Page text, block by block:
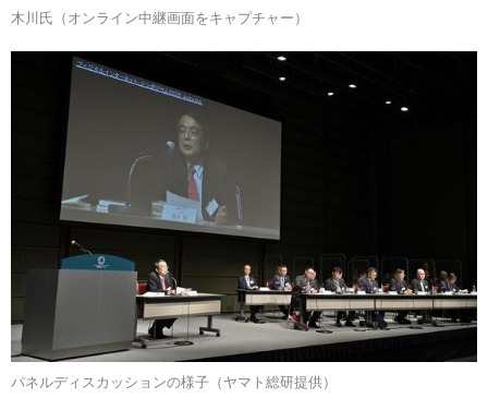
木川氏（オンライン中継画面をキャプチャー）
パネルディスカッションの様子（ヤマト総研提供）